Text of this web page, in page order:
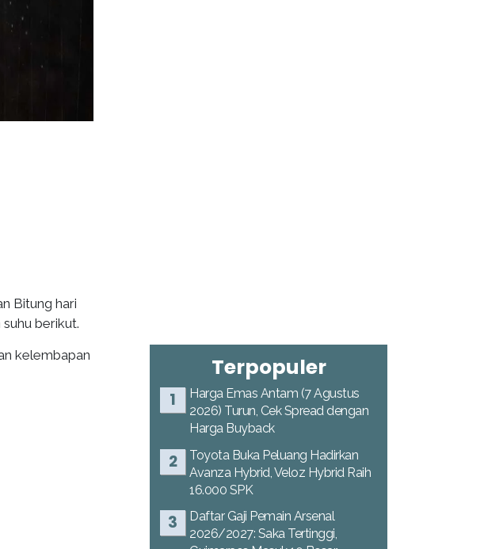
Bitung hari
berikut.
kelembapan
Terpopuler
Harga Emas Antam (7 Agustus
2026) Turun, Cek Spread dengan
Harga Buyback
Toyota Buka Peluang Hadirkan
Avanza Hybrid, Veloz Hybrid Raih
16.000 SPK
Daftar Gaji Pemain Arsenal
2026/2027: Saka Tertinggi,